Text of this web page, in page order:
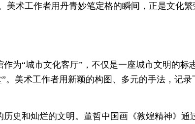
美术工作者用丹青妙笔定格的瞬间，正是文化
为“城市文化客厅”，不仅是一座城市文明的标
。美术工作者用新颖的构图、多元的手法，记
史和灿烂的文明。董哲中国画《敦煌精神》通